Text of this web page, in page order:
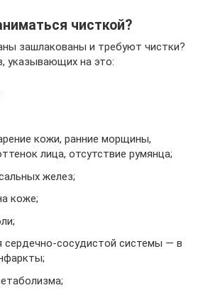
чисткой?
зашлакованы и требуют чистки?
указывающих на это:
кожи, ранние морщины,
лица, отсутствие румянца;
желез;
коже;
сердечно-сосудистой системы — в